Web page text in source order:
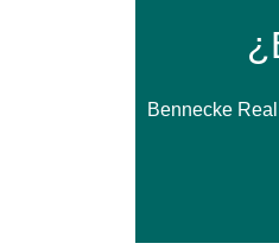
Bennecke